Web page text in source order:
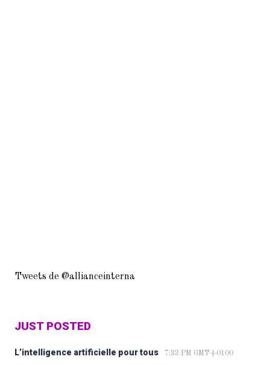
Tweets de @allianceinterna
JUST POSTED
L’intelligence artificielle pour tous 7:33 PM GMT+0100